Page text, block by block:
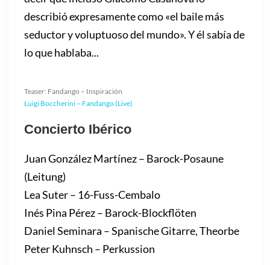
describió expresamente como «el baile más
seductor y voluptuoso del mundo». Y él sabía de
lo que hablaba...
Teaser: Fandango – Inspiración
Luigi Boccherini – Fandango (Live)
Concierto Ibérico
Juan González Martínez – Barock-Posaune
(Leitung)
Lea Suter – 16-Fuss-Cembalo
Inés Pina Pérez – Barock-Blockflöten
Daniel Seminara – Spanische Gitarre, Theorbe
Peter Kuhnsch – Perkussion